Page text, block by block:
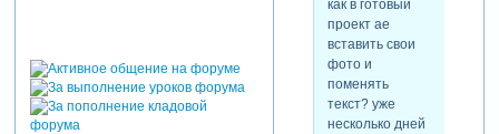
как в готовый
проект ае
вставить свои
фото и
поменять
текст? уже
несколько дней